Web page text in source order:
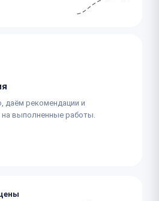
даём рекомендации и
выполненные работы.